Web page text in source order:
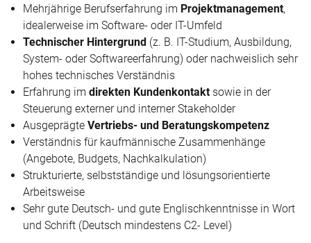
Mehrjährige Berufserfahrung im Projektmanagement,
idealerweise im Software- oder IT-Umfeld
Technischer Hintergrund (z. B. IT-Studium, Ausbildung,
System- oder Softwareerfahrung) oder nachweislich sehr
hohes technisches Verständnis
Erfahrung im direkten Kundenkontakt sowie in der
Steuerung externer und interner Stakeholder
Ausgeprägte Vertriebs- und Beratungskompetenz
Verständnis für kaufmännische Zusammenhänge
(Angebote, Budgets, Nachkalkulation)
Strukturierte, selbstständige und lösungsorientierte
Arbeitsweise
Sehr gute Deutsch- und gute Englischkenntnisse in Wort
und Schrift (Deutsch mindestens C2- Level)